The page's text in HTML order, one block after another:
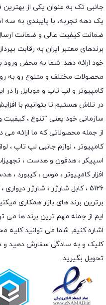
جانبی تک به عنوان یکی از بهترین
یک دهه تجربه، با پایبندی به
ضمانت کیفیت عالی و ضمانت
برندهای معتبر ایران به رقابت
خود ارائه دهد. شما به محض ورود
محصولات مختلف و متنوع رو به رو
کامپیوتر و لپ تاپ و موبایل را در
در تلاش هستیم تا بتوانیم با
سازمانی خود یعنی “تنوع ،
از جمله محصولاتی که ما ارائه
کامپیوتر ، لوازم جانبی لپ تاپ ،
اسپیکر ، هدفون و هدست ،
افزار کامپیوتر ، موس ،کیبورد ،
5126 ،
کابل شارژر ، شارژر دیواری ،
برترین برند های بازار همکاری
ایم از جمله مهم ترین برند ها می
اشاره کنیم. شما می توانید کلیه
کلیک و به سادگی سفارش دهید و
تحویل بگیرید.